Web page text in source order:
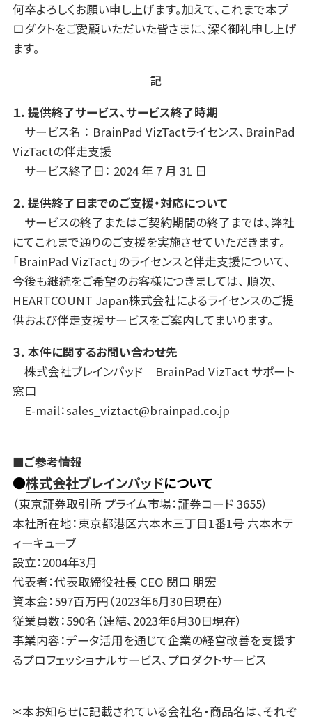
何卒よろしくお願い申し上げます。加えて、これまで本プ
ロダクトをご愛顧いただいた皆さまに、深く御礼申し上げ
ます。
記
１．提供終了サービス、サービス終了時期
サービス名 ： BrainPad VizTactライセンス、 BrainPad
VizTactの伴走支援
サービス終了日： 2024 年 7 月 31 日
２．提供終了日までのご支援・対応について
サービスの終了またはご契約期間の終了までは、弊社
にてこれまで通りのご支援を実施させていただきます。
「BrainPad VizTact」のライセンスと伴走支援について、
今後も継続をご希望のお客様につきましては、 順次、
HEARTCOUNT Japan株式会社によるライセンスのご提
供および伴走支援サービスをご案内してまいります。
３．本件に関するお問い合わせ先
株式会社ブレインパッド BrainPad VizTact サポート
窓口
E-mail：sales_viztact@brainpad.co.jp
■ご参考情報
●株式会社ブレインパッドについて
（東京証券取引所 プライム市場：証券コード 3655）
本社所在地：東京都港区六本木三丁目1番1号 六本木テ
ィーキューブ
設立：2004年3月
代表者：代表取締役社長 CEO 関口 朋宏
資本金：597百万円（2023年6月30日現在）
従業員数：590名（連結、2023年6月30日現在）
事業内容：データ活用を通じて企業の経営改善を支援す
るプロフェッショナルサービス、プロダクトサービス
＊本お知らせに記載されている会社名・商品名は、それぞ